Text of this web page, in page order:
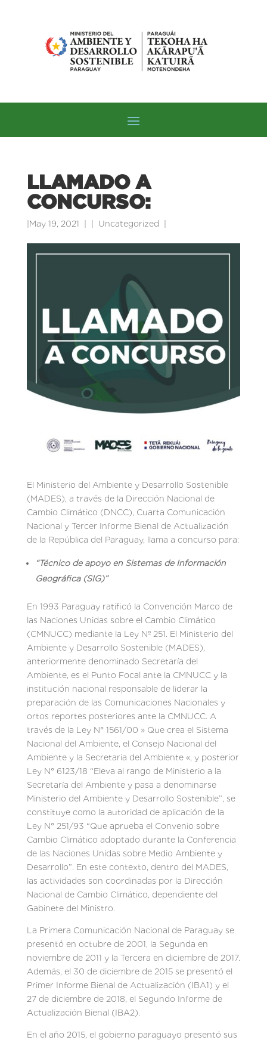
LLAMADO A
CONCURSO:
May 19, 2021 Uncategorized
El Ministerio del Ambiente y Desarrollo Sostenible
(MADES), a través de la Dirección Nacional de
Cambio Climático (DNCC), Cuarta Comunicación
Nacional y Tercer Informe Bienal de Actualización
de la República del Paraguay, llama a concurso para:
“Técnico de apoyo en Sistemas de Información
Geográfica (SIG)”
En 1993 Paraguay ratificó la Convención Marco de
las Naciones Unidas sobre el Cambio Climático
(CMNUCC) mediante la Ley Nº 251. El Ministerio del
Ambiente y Desarrollo Sostenible (MADES),
anteriormente denominado Secretaría del
Ambiente, es el Punto Focal ante la CMNUCC y la
institución nacional responsable de liderar la
preparación de las Comunicaciones Nacionales y
ortos reportes posteriores ante la CMNUCC. A
través de la Ley N° 1561/00 » Que crea el Sistema
Nacional del Ambiente, el Consejo Nacional del
Ambiente y la Secretaria del Ambiente «, y posterior
Ley N° 6123/18 “Eleva al rango de Ministerio a la
Secretaría del Ambiente y pasa a denominarse
Ministerio del Ambiente y Desarrollo Sostenible”, se
constituye como la autoridad de aplicación de la
Ley N° 251/93 “Que aprueba el Convenio sobre
Cambio Climático adoptado durante la Conferencia
de las Naciones Unidas sobre Medio Ambiente y
Desarrollo”. En este contexto, dentro del MADES,
las actividades son coordinadas por la Dirección
Nacional de Cambio Climático, dependiente del
Gabinete del Ministro.
La Primera Comunicación Nacional de Paraguay se
presentó en octubre de 2001, la Segunda en
noviembre de 2011 y la Tercera en diciembre de 2017.
Además, el 30 de diciembre de 2015 se presentó el
Primer Informe Bienal de Actualización (IBA1) y el
27 de diciembre de 2018, el Segundo Informe de
Actualización Bienal (IBA2).
En el año 2015, el gobierno paraguayo presentó sus